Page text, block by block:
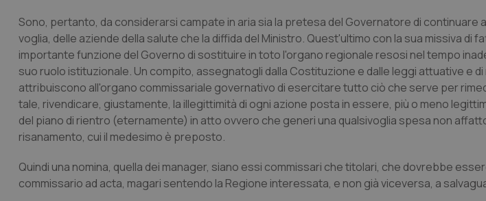
Sono, pertanto, da considerarsi campate in aria sia la pretesa del Governatore di continuare
voglia, delle aziende della salute che la diffida del Ministro. Quest'ultimo con la sua missiva di
importante funzione del Governo di sostituire in toto l'organo regionale resosi nel tempo
suo ruolo istituzionale. Un compito, assegnatogli dalla Costituzione e dalle leggi attuative e
attribuiscono all'organo commissariale governativo di esercitare tutto ciò che serve per
tale, rivendicare, giustamente, la illegittimità di ogni azione posta in essere, più o meno
del piano di rientro (eternamente) in atto ovvero che generi una qualsivoglia spesa non
risanamento, cui il medesimo è preposto.
Quindi una nomina, quella dei manager, siano essi commissari che titolari, che dovrebbe
commissario ad acta, magari sentendo la Regione interessata, e non già viceversa, a